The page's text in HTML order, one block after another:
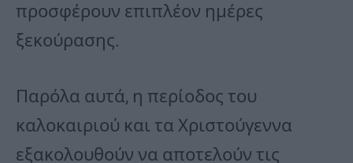
προσφέρουν επιπλέον ημέρες
ξεκούρασης.
Παρόλα αυτά, η περίοδος του
καλοκαιριού και τα Χριστούγεννα
εξακολουθούν να αποτελούν τις